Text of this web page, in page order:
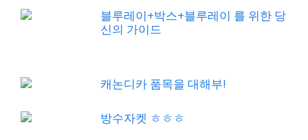
블루레이+박스+블루레이 를 위한 당
신의 가이드
캐논디카 품목을 대해부!
방수자켓 ㅎㅎㅎ